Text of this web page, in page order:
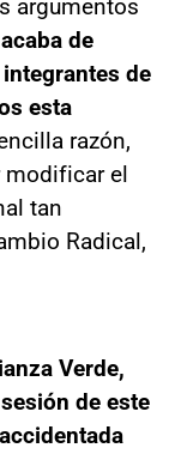
argumentos
de
de
esta
razón,
modificar el
tan
Radical,
Verde,
de este